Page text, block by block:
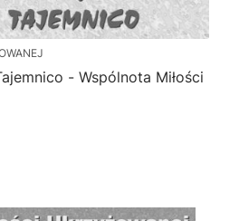
- Wspólnota Miłości